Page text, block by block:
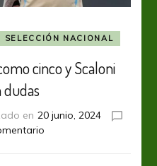
SELECCIÓN NACIONAL
cinco y Scaloni
dudas
en 20 junio, 2024